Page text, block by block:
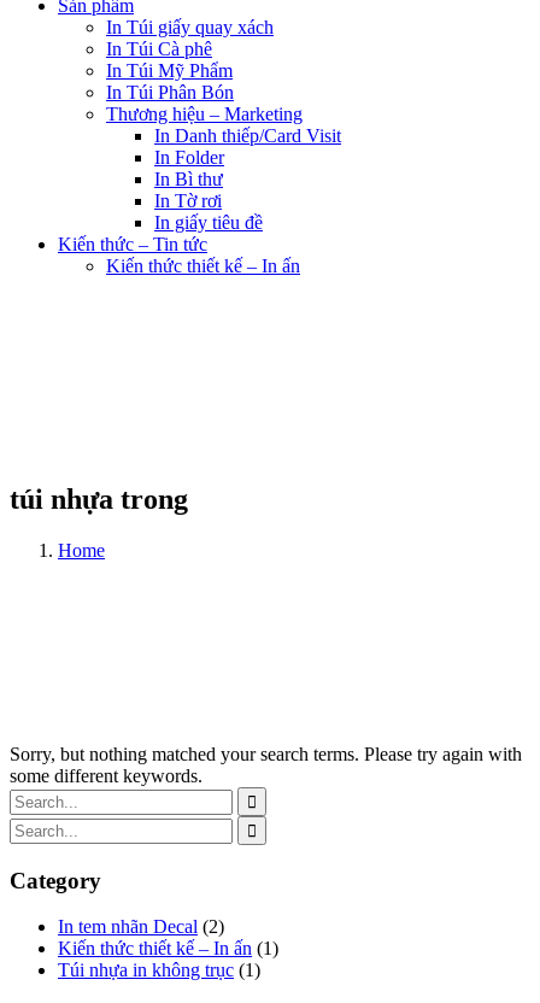
Sản phẩm
In Túi giấy quay xách
In Túi Cà phê
In Túi Mỹ Phẩm
In Túi Phân Bón
Thương hiệu – Marketing
In Danh thiếp/Card Visit
In Folder
In Bì thư
In Tờ rơi
In giấy tiêu đề
Kiến thức – Tin tức
Kiến thức thiết kế – In ấn
túi nhựa trong
Home
Sorry, but nothing matched your search terms. Please try again with
some different keywords.
Category
In tem nhãn Decal (2)
Kiến thức thiết kế – In ấn (1)
Túi nhựa in không trục (1)